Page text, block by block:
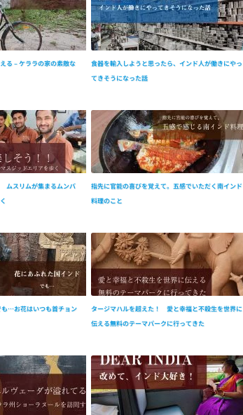
る – ケララの家の素敵な
食器を輸入しようと思ったら、インド人が働きにやっ
てきそうになった話
ムスリムが集まるムンバ
指先に官能の喜びを覚えて。五感でいただく南インド
料理のこと
…お花はいつも首チョン
タージマハルを超えた！ 愛と幸福と不殺生を世界に
伝える無料のテーマパークに行ってきた